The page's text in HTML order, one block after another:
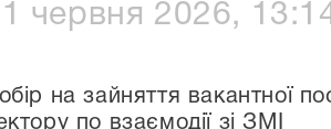
червня 2026,
на зайняття вакантної
по взаємодії зі ЗМІ